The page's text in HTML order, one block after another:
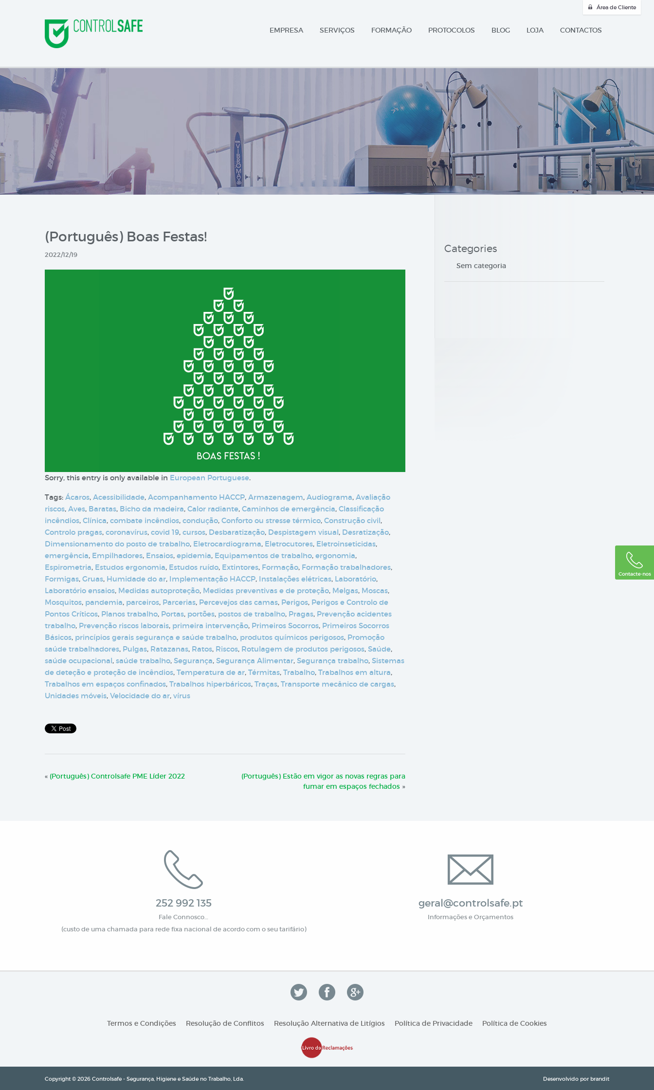
Área de Cliente
EMPRESA SERVIÇOS FORMAÇÃO PROTOCOLOS BLOG LOJA CONTACTOS
(Português) Boas Festas!
2022/12/19
Sorry, this entry is only available in European Portuguese.
Tags: Ácaros, Acessibilidade, Acompanhamento HACCP, Armazenagem, Audiograma, Avaliação
riscos, Aves, Baratas, Bicho da madeira, Calor radiante, Caminhos de emergência, Classificação
incêndios, Clínica, combate incêndios, condução, Conforto ou stresse térmico, Construção civil,
Controlo pragas, coronavírus, covid 19, cursos, Desbaratização, Despistagem visual, Desratização,
Dimensionamento do posto de trabalho, Eletrocardiograma, Eletrocutores, Eletroinseticidas,
emergência, Empilhadores, Ensaios, epidemia, Equipamentos de trabalho, ergonomia,
Espirometria, Estudos ergonomia, Estudos ruído, Extintores, Formação, Formação trabalhadores,
Formigas, Gruas, Humidade do ar, Implementação HACCP, Instalações elétricas, Laboratório,
Laboratório ensaios, Medidas autoproteção, Medidas preventivas e de proteção, Melgas, Moscas,
Mosquitos, pandemia, parceiros, Parcerias, Percevejos das camas, Perigos, Perigos e Controlo de
Pontos Críticos, Planos trabalho, Portas, portões, postos de trabalho, Pragas, Prevenção acidentes
trabalho, Prevenção riscos laborais, primeira intervenção, Primeiros Socorros, Primeiros Socorros
Básicos, princípios gerais segurança e saúde trabalho, produtos químicos perigosos, Promoção
saúde trabalhadores, Pulgas, Ratazanas, Ratos, Riscos, Rotulagem de produtos perigosos, Saúde,
saúde ocupacional, saúde trabalho, Segurança, Segurança Alimentar, Segurança trabalho, Sistemas
de deteção e proteção de incêndios, Temperatura de ar, Térmitas, Trabalho, Trabalhos em altura,
Trabalhos em espaços confinados, Trabalhos hiperbáricos, Traças, Transporte mecânico de cargas,
Unidades móveis, Velocidade do ar, vírus
« (Português) Controlsafe PME Líder 2022
(Português) Estão em vigor as novas regras para
fumar em espaços fechados »
Categories
Sem categoria
252 992 135
Fale Connosco…
(custo de uma chamada para rede fixa nacional de acordo com o seu tarifário)
geral@controlsafe.pt
Informações e Orçamentos
Termos e Condições Resolução de Conflitos Resolução Alternativa de Litígios Política de Privacidade Política de Cookies
Copyright © 2026 Controlsafe - Segurança, Higiene e Saúde no Trabalho, Lda. Desenvolvido por brandit